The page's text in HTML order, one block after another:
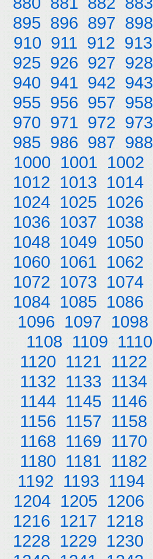
895 896 897 898
910 911 912 913
925 926 927 928
940 941 942 943
955 956 957 958
970 971 972 973
985 986 987 988
1000 1001 1002
1012 1013 1014
1024 1025 1026
1036 1037 1038
1048 1049 1050
1060 1061 1062
1072 1073 1074
1084 1085 1086
1096 1097 1098
1108 1109 1110
1120 1121 1122
1132 1133 1134
1144 1145 1146
1156 1157 1158
1168 1169 1170
1180 1181 1182
1192 1193 1194
1204 1205 1206
1216 1217 1218
1228 1229 1230